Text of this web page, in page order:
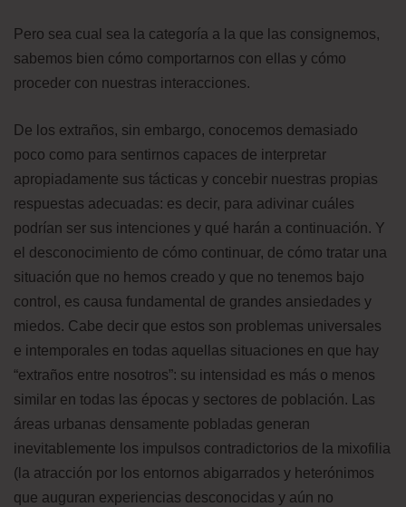
Pero sea cual sea la categoría a la que las consignemos,
sabemos bien cómo comportarnos con ellas y cómo
proceder con nuestras interacciones.
De los extraños, sin embargo, conocemos demasiado
poco como para sentirnos capaces de interpretar
apropiadamente sus tácticas y concebir nuestras propias
respuestas adecuadas: es decir, para adivinar cuáles
podrían ser sus intenciones y qué harán a continuación. Y
el desconocimiento de cómo continuar, de cómo tratar una
situación que no hemos creado y que no tenemos bajo
control, es causa fundamental de grandes ansiedades y
miedos. Cabe decir que estos son problemas universales
e intemporales en todas aquellas situaciones en que hay
“extraños entre nosotros”: su intensidad es más o menos
similar en todas las épocas y sectores de población. Las
áreas urbanas densamente pobladas generan
inevitablemente los impulsos contradictorios de la mixofilia
(la atracción por los entornos abigarrados y heterónimos
que auguran experiencias desconocidas y aún no